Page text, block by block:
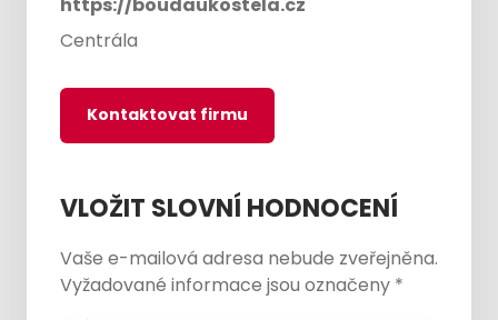
Centrála
Kontaktovat firmu
VLOŽIT SLOVNÍ HODNOCENÍ
Vaše e-mailová adresa nebude zveřejněna.
Vyžadované informace jsou označeny *